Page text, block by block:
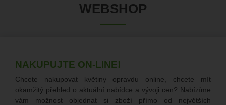
WEBSHOP
NAKUPUJTE ON-LINE!
Chcete nakupovat květiny opravdu online, chcete mít
okamžitý přehled o aktuální nabídce a vývoji cen? Nabízíme
vám možnost objednat si zboží přímo od největších